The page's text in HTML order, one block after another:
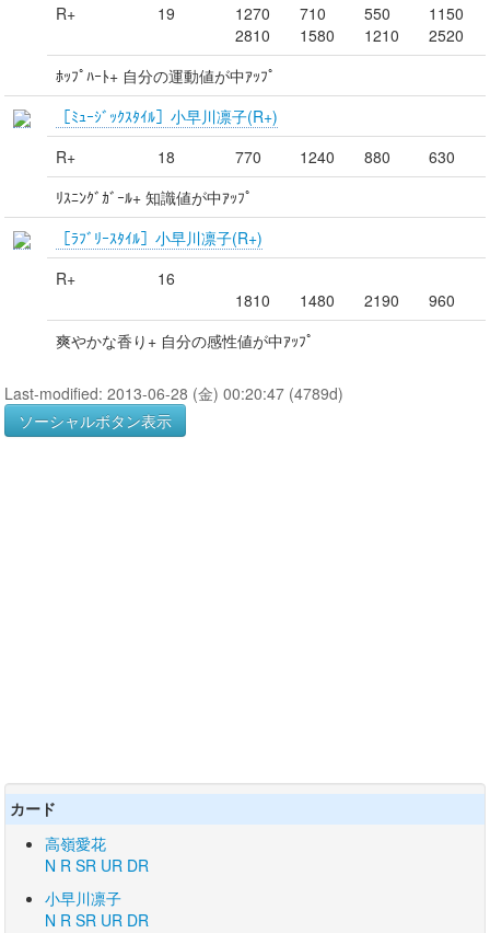
R+
19
1270
2810
710
1580
550
1210
1150
2520
ﾎｯﾌﾟﾊｰﾄ+ 自分の運動値が中ｱｯﾌﾟ
［ﾐｭｰｼﾞｯｸｽﾀｲﾙ］小早川凛子(R+)
R+
18 770 1240 880
630
ﾘｽﾆﾝｸﾞｶﾞｰﾙ+ 知識値が中ｱｯﾌﾟ
［ﾗﾌﾞﾘｰｽﾀｲﾙ］小早川凛子(R+)
R+
16
1810
1480 2190
960
爽やかな香り+ 自分の感性値が中ｱｯﾌﾟ
Last-modified: 2013-06-28 (金) 00:20:47 (4789d)
ソーシャルボタン表示
カード
高嶺愛花
N R SR UR DR
小早川凛子
N R SR UR DR